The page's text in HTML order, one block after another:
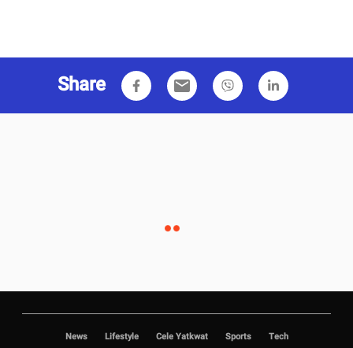
Share email
News Lifestyle Cele Yatkwat Sports Tech